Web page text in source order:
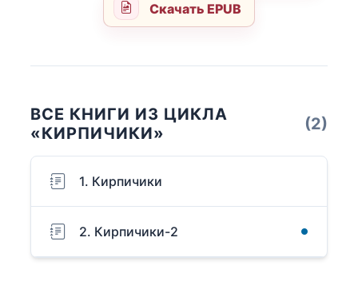
Скачать EPUB
ВСЕ КНИГИ ИЗ ЦИКЛА
«КИРПИЧИКИ»
(2)
1. Кирпичики
2. Кирпичики-2